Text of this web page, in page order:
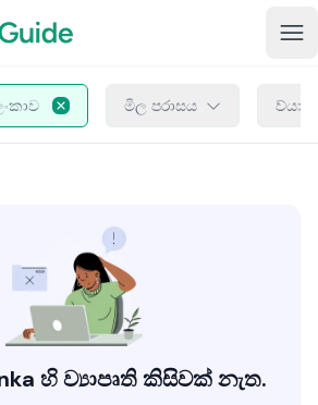
මිල පරාසය
හි ව්‍යාපෘති කිසිවක් නැත.